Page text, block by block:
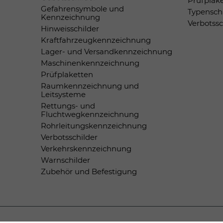
Gefahrensymbole und
Kennzeichnung
Hinweisschilder
Kraftfahrzeugkennzeichnung
Lager- und Versandkennzeichnung
Maschinenkennzeichnung
Prüfplaketten
Raumkennzeichnung und
Leitsysteme
Rettungs- und
Fluchtwegkennzeichnung
Rohrleitungskennzeichnung
Verbotsschilder
Verkehrskennzeichnung
Warnschilder
Zubehör und Befestigung